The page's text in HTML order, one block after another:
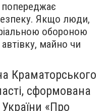
попереджає
Якщо люди,
обороною
майно чи
Краматорського
сформована
«Про